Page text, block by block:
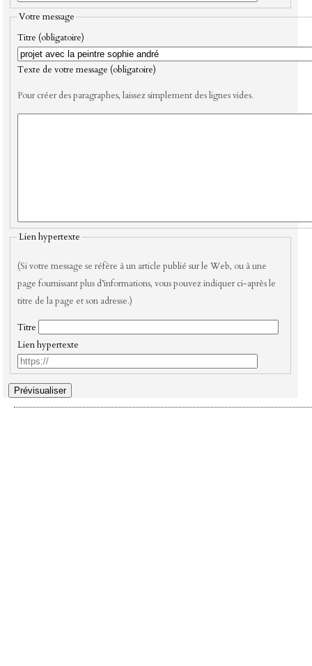
Votre message
Titre (obligatoire)
Texte de votre message (obligatoire)
Pour créer des paragraphes, laissez simplement des lignes vides.
Lien hypertexte
(Si votre message se réfère à un article publié sur le Web, ou à une
page fournissant plus d’informations, vous pouvez indiquer ci-après le
titre de la page et son adresse.)
Titre
Lien hypertexte